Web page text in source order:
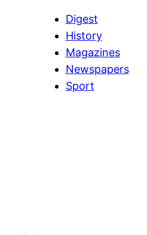
Digest
History
Magazines
Newspapers
Sport